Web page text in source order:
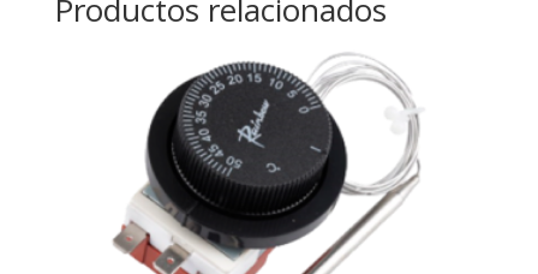
Productos relacionados